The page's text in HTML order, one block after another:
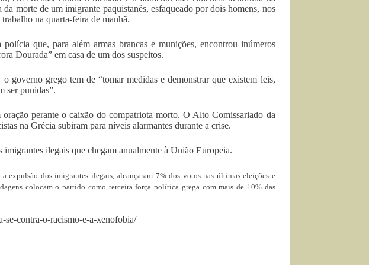
morte de um imigrante paquistanês, esfaqueado por dois homens, nos
na quarta-feira de manhã.
que, para além armas brancas e munições, encontrou inúmeros
Dourada” em casa de um dos suspeitos.
governo grego tem de “tomar medidas e demonstrar que existem leis,
ser punidas”.
oração perante o caixão do compatriota morto. O Alto Comissariado da
na Grécia subiram para níveis alarmantes durante a crise.
ilegais que chegam anualmente à União Europeia.
expulsão dos imigrantes ilegais, alcançaram 7% dos votos nas últimas eleições e
colocam o partido como terceira força política grega com mais de 10% das
se-contra-o-racismo-e-a-xenofobia/